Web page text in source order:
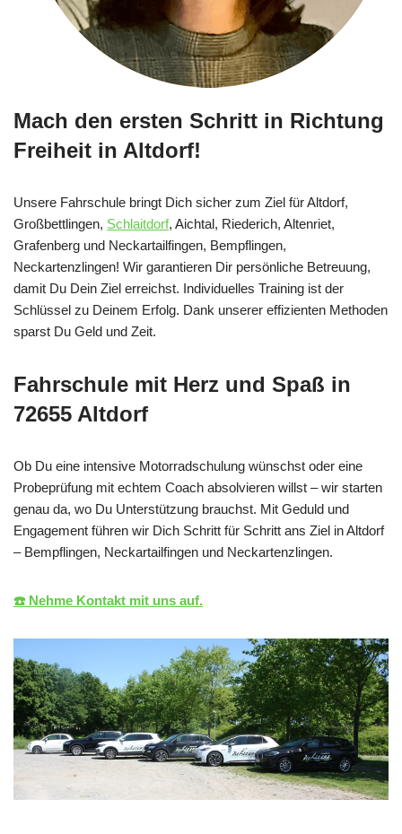
Mach den ersten Schritt in Richtung
Freiheit in Altdorf!
Unsere Fahrschule bringt Dich sicher zum Ziel für Altdorf,
Großbettlingen, Schlaitdorf, Aichtal, Riederich, Altenriet,
Grafenberg und Neckartailfingen, Bempflingen,
Neckartenzlingen! Wir garantieren Dir persönliche Betreuung,
damit Du Dein Ziel erreichst. Individuelles Training ist der
Schlüssel zu Deinem Erfolg. Dank unserer effizienten Methoden
sparst Du Geld und Zeit.
Fahrschule mit Herz und Spaß in
72655 Altdorf
Ob Du eine intensive Motorradschulung wünschst oder eine
Probeprüfung mit echtem Coach absolvieren willst – wir starten
genau da, wo Du Unterstützung brauchst. Mit Geduld und
Engagement führen wir Dich Schritt für Schritt ans Ziel in Altdorf
– Bempflingen, Neckartailfingen und Neckartenzlingen.
☎️ Nehme Kontakt mit uns auf.